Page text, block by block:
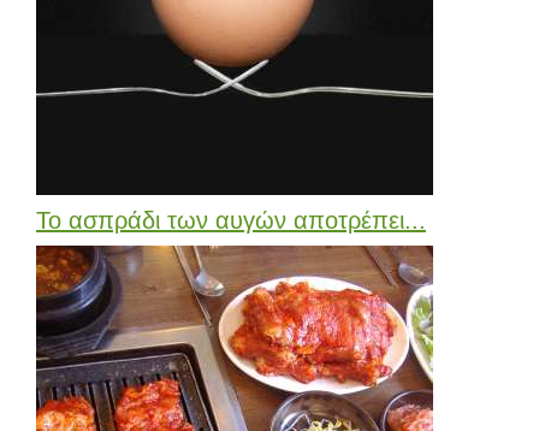
Το ασπράδι των αυγών αποτρέπει...